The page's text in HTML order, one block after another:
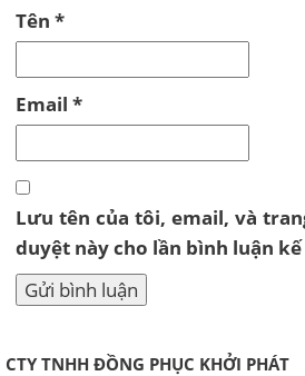
Tên*
Email*
Lưu tên của tôi, email, và
duyệt này cho lần bình luận
CTY TNHH ĐỒNG PHỤC KHỞI PHÁT